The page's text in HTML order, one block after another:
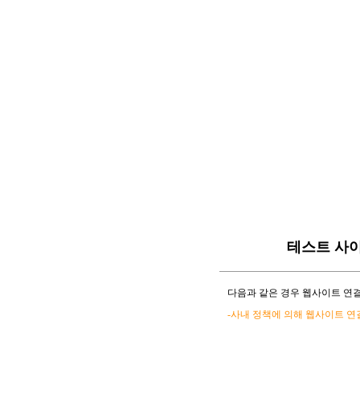
테스트 사
다음과 같은 경우 웹사이트 연
-사내 정책에 의해 웹사이트